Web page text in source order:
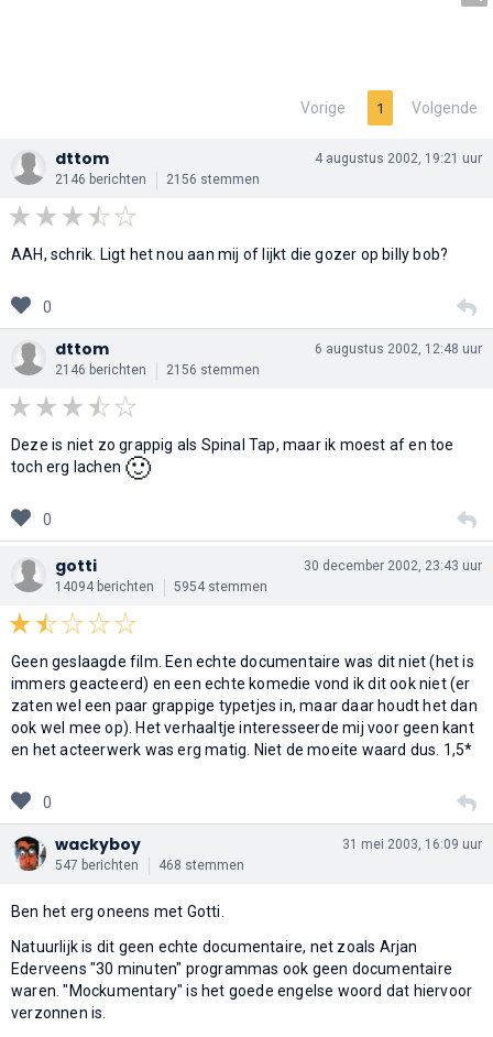
Vorige 1 Volgende
dttom
2146 berichten 2156 stemmen
4 augustus 2002, 19:21 uur
AAH, schrik. Ligt het nou aan mij of lijkt die gozer op billy bob?
0
dttom
2146 berichten 2156 stemmen
6 augustus 2002, 12:48 uur
Deze is niet zo grappig als Spinal Tap, maar ik moest af en toe
toch erg lachen 🙂
0
gotti
14094 berichten 5954 stemmen
30 december 2002, 23:43 uur
Geen geslaagde film. Een echte documentaire was dit niet (het is
immers geacteerd) en een echte komedie vond ik dit ook niet (er
zaten wel een paar grappige typetjes in, maar daar houdt het dan
ook wel mee op). Het verhaaltje interesseerde mij voor geen kant
en het acteerwerk was erg matig. Niet de moeite waard dus. 1,5*
0
wackyboy
547 berichten 468 stemmen
31 mei 2003, 16:09 uur
Ben het erg oneens met Gotti.
Natuurlijk is dit geen echte documentaire, net zoals Arjan
Ederveens "30 minuten" programmas ook geen documentaire
waren. "Mockumentary" is het goede engelse woord dat hiervoor
verzonnen is.